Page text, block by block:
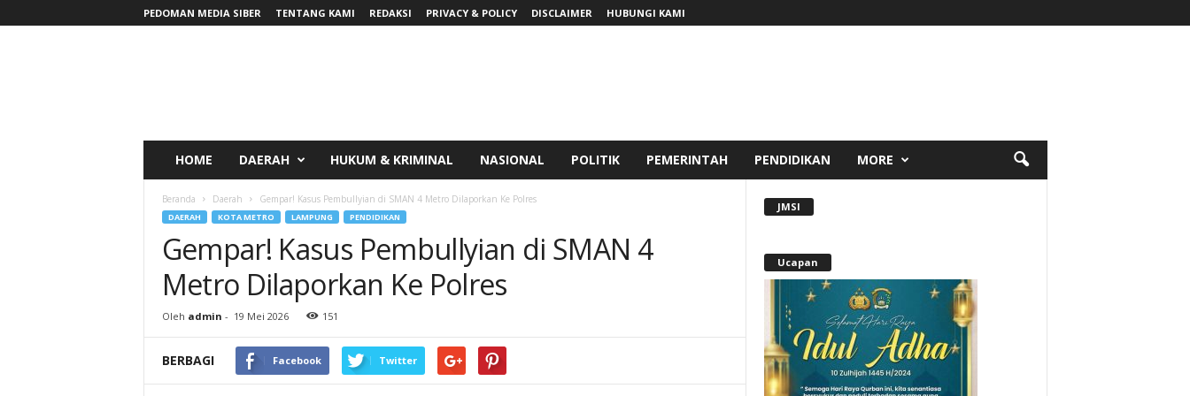
PEDOMAN MEDIA SIBER TENTANG KAMI REDAKSI PRIVACY & POLICY DISCLAIMER HUBUNGI KAMI
HOME DAERAH HUKUM & KRIMINAL NASIONAL POLITIK PEMERINTAH PENDIDIKAN MORE
Beranda Daerah Gempar! Kasus Pembullyian di SMAN 4 Metro Dilaporkan Ke Polres
DAERAH KOTA METRO LAMPUNG PENDIDIKAN
Gempar! Kasus Pembullyian di SMAN 4
Metro Dilaporkan Ke Polres
Oleh admin - 19 Mei 2026 151
BERBAGI Facebook Twitter
JMSI
Ucapan